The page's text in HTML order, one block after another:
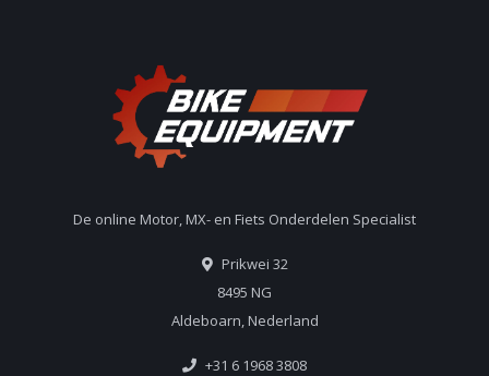
De online Motor, MX- en Fiets Onderdelen Specialist
Prikwei 32
8495 NG
Aldeboarn, Nederland
+31 6 1968 3808